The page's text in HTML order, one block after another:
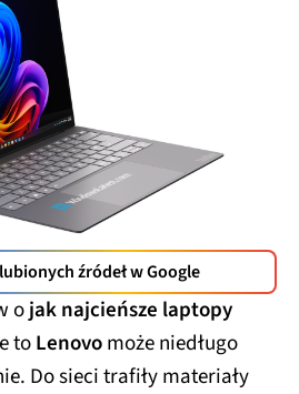
źródeł w Google
ojak najcieńsze laptopy
toLenovomoże niedługo
Do sieci trafiły materiały